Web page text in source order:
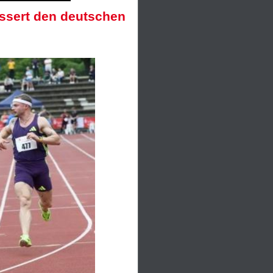
den deutschen